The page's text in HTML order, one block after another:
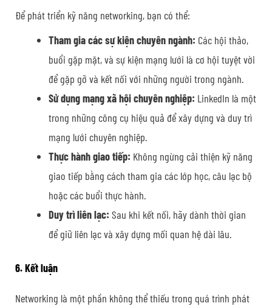
Để phát triển kỹ năng networking, bạn có thể:
Tham gia các sự kiện chuyên ngành: Các hội thảo,
buổi gặp mặt, và sự kiện mạng lưới là cơ hội tuyệt vời
để gặp gỡ và kết nối với những người trong ngành.
Sử dụng mạng xã hội chuyên nghiệp: LinkedIn là một
trong những công cụ hiệu quả để xây dựng và duy trì
mạng lưới chuyên nghiệp.
Thực hành giao tiếp: Không ngừng cải thiện kỹ năng
giao tiếp bằng cách tham gia các lớp học, câu lạc bộ
hoặc các buổi thực hành.
Duy trì liên lạc: Sau khi kết nối, hãy dành thời gian
để giữ liên lạc và xây dựng mối quan hệ dài lâu.
6. Kết luận
Networking là một phần không thể thiếu trong quá trình phát